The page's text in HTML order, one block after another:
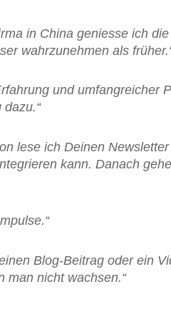
in China geniesse ich
wahrzunehmen als
und
lese ich Deinen
kann. Danach
Blog-Beitrag oder ein
man nicht wachsen.“